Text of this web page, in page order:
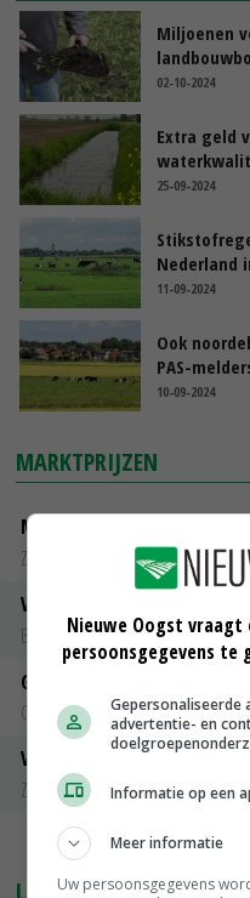
Miljoenen
02-10-2024
Extra geld
25-09-2024
Nederland
11-09-2024
Ook
PAS-
10-09-2024
MARKTPRIJZEN
Magere melkpoeder
Zuivel NL
Vleeskuikens 2001-2600 gr
Barneveld
Gerst
Groningen
Volle melkpoeder
Zuivel NL
MEER
LAATSTE NIEUWS
Nieuwe Oogst
persoonsgegevens te
Gepersonaliseerde
advertentie- en
Informatie op een
Meer informatie
Uw persoonsgegevens